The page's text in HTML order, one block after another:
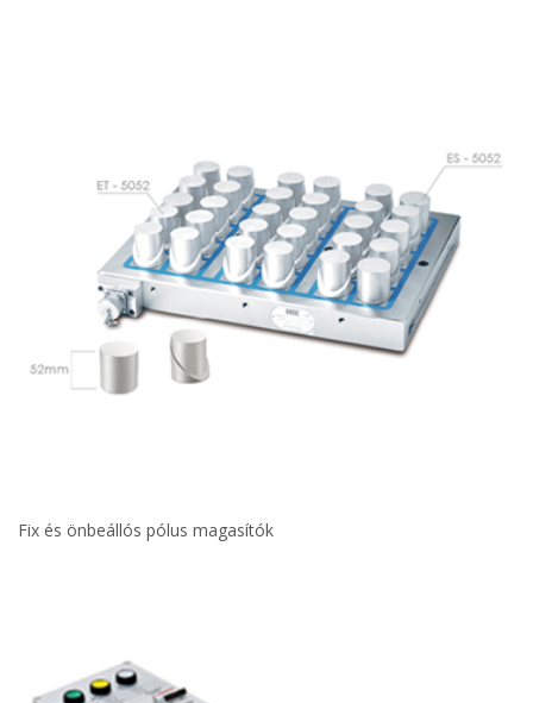
Fix és önbeállós pólus magasítók